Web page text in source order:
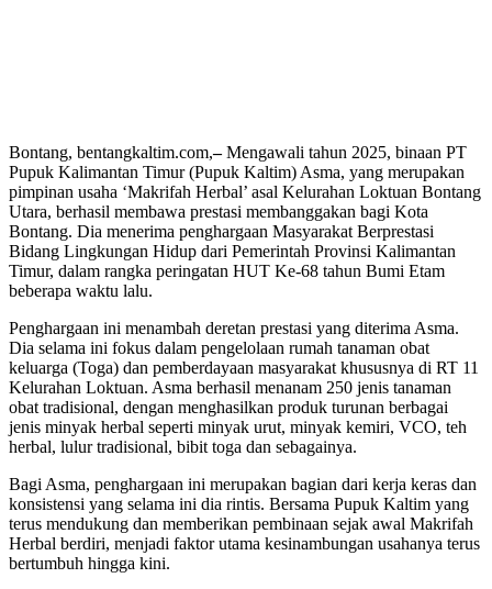
Bontang, bentangkaltim.com,–Mengawali tahun 2025, binaan PT
Pupuk Kalimantan Timur (Pupuk Kaltim) Asma, yang merupakan
pimpinan usaha ‘Makrifah Herbal’ asal Kelurahan Loktuan Bontang
Utara, berhasil membawa prestasi membanggakan bagi Kota
Bontang. Dia menerima penghargaan Masyarakat Berprestasi
Bidang Lingkungan Hidup dari Pemerintah Provinsi Kalimantan
Timur, dalam rangka peringatan HUT Ke-68 tahun Bumi Etam
beberapa waktu lalu.
Penghargaan ini menambah deretan prestasi yang diterima Asma.
Dia selama ini fokus dalam pengelolaan rumah tanaman obat
keluarga (Toga) dan pemberdayaan masyarakat khususnya di RT 11
Kelurahan Loktuan. Asma berhasil menanam 250 jenis tanaman
obat tradisional, dengan menghasilkan produk turunan berbagai
jenis minyak herbal seperti minyak urut, minyak kemiri, VCO, teh
herbal, lulur tradisional, bibit toga dan sebagainya.
Bagi Asma, penghargaan ini merupakan bagian dari kerja keras dan
konsistensi yang selama ini dia rintis. Bersama Pupuk Kaltim yang
terus mendukung dan memberikan pembinaan sejak awal Makrifah
Herbal berdiri, menjadi faktor utama kesinambungan usahanya terus
bertumbuh hingga kini.